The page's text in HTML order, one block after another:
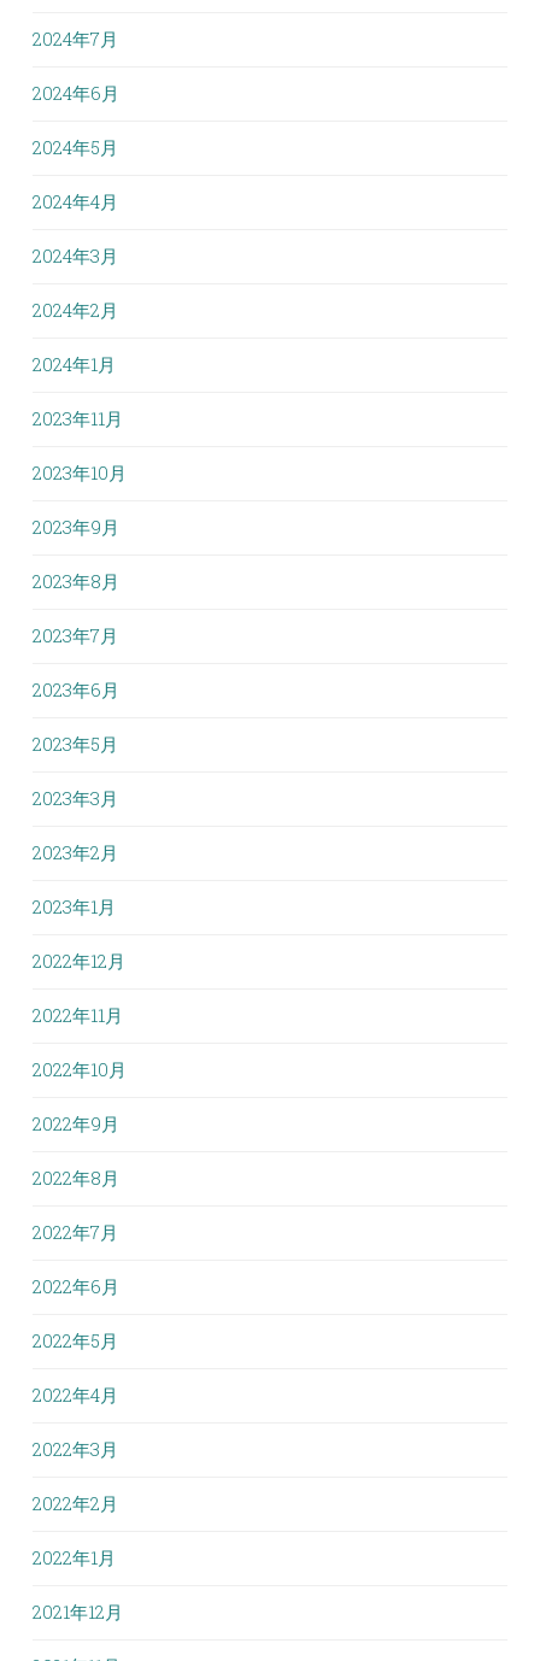
2024年7月
2024年6月
2024年5月
2024年4月
2024年3月
2024年2月
2024年1月
2023年11月
2023年10月
2023年9月
2023年8月
2023年7月
2023年6月
2023年5月
2023年3月
2023年2月
2023年1月
2022年12月
2022年11月
2022年10月
2022年9月
2022年8月
2022年7月
2022年6月
2022年5月
2022年4月
2022年3月
2022年2月
2022年1月
2021年12月